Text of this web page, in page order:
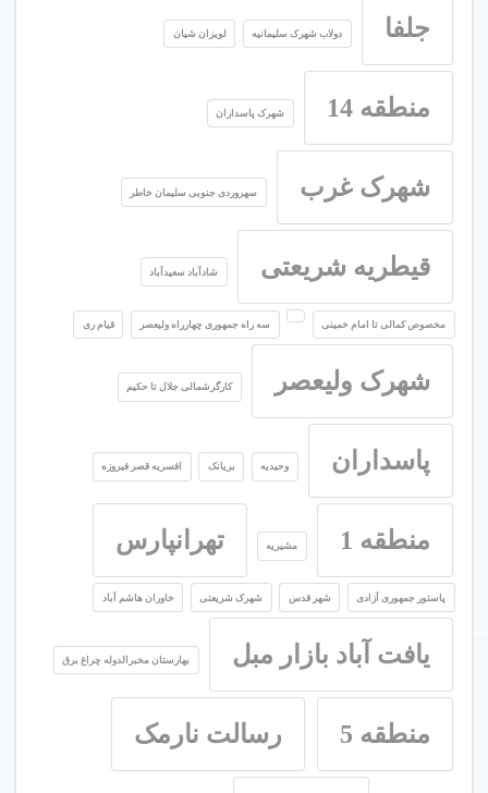
جلفا دولاب شهرک سلیمانیه لویزان شیان
منطقه 14 شهرک پاسداران
شهرک غرب سهروردی جنوبی سلیمان خاطر
قیطریه شریعتی شادآباد سعیدآباد
مخصوص کمالی تا امام خمینی سه راه جمهوری چهارراه ولیعصر قیام ری
شهرک ولیعصر کارگرشمالی جلال تا حکیم
پاسداران وحیدیه بریانک افسریه قصر فیروزه
منطقه 1 مشیریه تهرانپارس
پاستور جمهوری آزادی شهر قدس شهرک شریعتی خاوران هاشم آباد
یافت آباد بازار مبل بهارستان مخبرالدوله چراغ برق
منطقه 5 رسالت نارمک